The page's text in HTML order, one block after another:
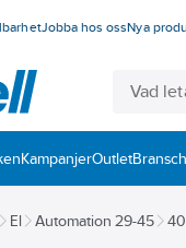
Jobba hos ossNya
KampanjerOutlet
El Automation 29-45